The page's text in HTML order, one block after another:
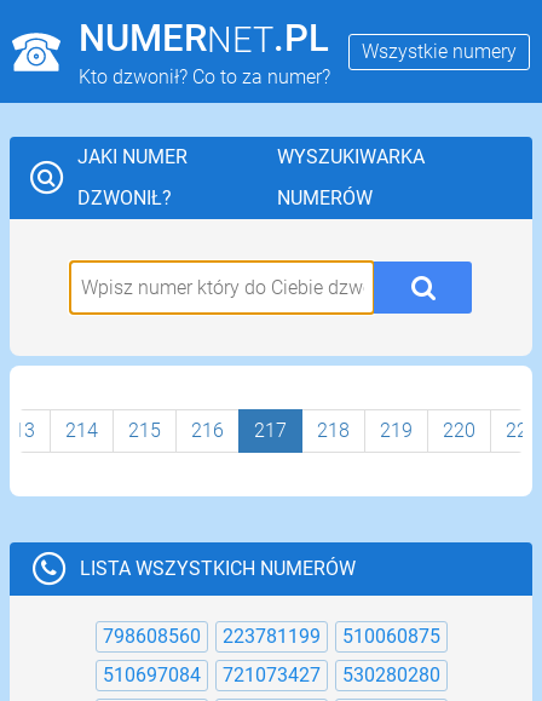
NUMERNET.PL
Kto dzwonił? Co to za numer?
Wszystkie numery
JAKI NUMER
DZWONIŁ?
WYSZUKIWARKA
NUMERÓW
213 214 215 216 217 218 219 220 221
LISTA WSZYSTKICH NUMERÓW
798608560 223781199
510060875
510697084
721073427
530280280